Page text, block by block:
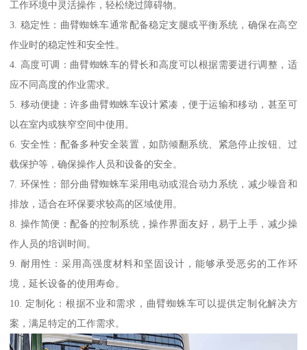
工作环境中灵活操作，轻松绕过障碍物。
3. 稳定性：曲臂蜘蛛车通常配备稳定支腿或平衡系统，确保在高空
作业时的稳定性和安全性。
4. 高度可调：曲臂蜘蛛车的臂长和高度可以根据需要进行调整，适
应不同高度的作业需求。
5. 移动便捷：许多曲臂蜘蛛车设计紧凑，便于运输和移动，甚至可
以在室内或狭窄空间中使用。
6. 安全性：配备多种安全装置，如防倾翻系统、紧急停止按钮、过
载保护等，确保操作人员和设备的安全。
7. 环保性：部分曲臂蜘蛛车采用电动或混合动力系统，减少噪音和
排放，适合在环保要求较高的区域使用。
8. 操作简便：配备的控制系统，操作界面友好，易于上手，减少操
作人员的培训时间。
9. 耐用性：采用高强度材料和坚固设计，能够承受恶劣的工作环
境，延长设备的使用寿命。
10. 定制化：根据不业和需求，曲臂蜘蛛车可以提供定制化解决方
案，满足特定的工作需求。